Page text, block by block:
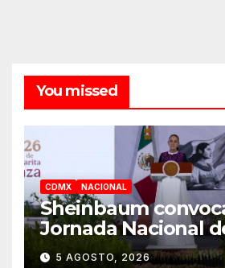
You missed
CDMX NACIONAL
Sheinbaum
Jornada Nacional
Reforestación el 9
5 AGOSTO, 2026